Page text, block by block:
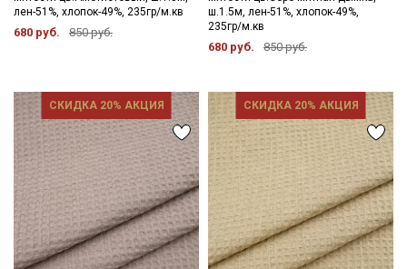
лен-51%, хлопок-49%, 235гр/м.кв
680 руб. 850 руб.
ш.1.5м, лен-51%, хлопок-49%,
235гр/м.кв
680 руб. 850 руб.
СКИДКА 20% АКЦИЯ СКИДКА 20% АКЦИЯ
Электронная почта
Подписаться
Ознакомлен(а) сПолитикой обработки персональных
данных и даюСогласие на обработку персональных
данных
ДаюСогласие на получение рекламных и
информационных рассылок